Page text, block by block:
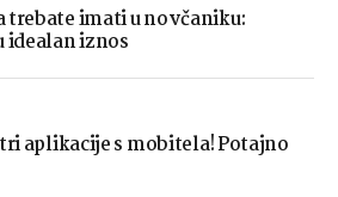
trebate imati u novčaniku:
iznos
aplikacije s mobitela! Potajno